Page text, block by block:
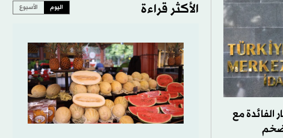
الفائدة مع
الأكثر قراءة اليوم الأسبوع